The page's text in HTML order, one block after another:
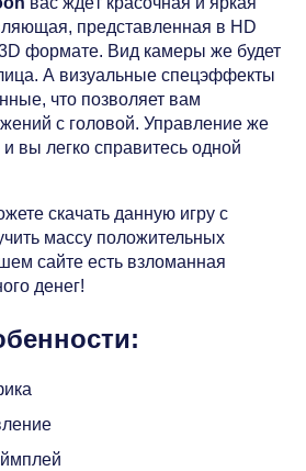
представленная в HD
3D формате. Вид камеры же будет
лица. А визуальные спецэффекты
что позволяет вам
с головой. Управление же
вы легко справитесь одной
скачать данную игру с
массу положительных
сайте есть взломанная
денег!